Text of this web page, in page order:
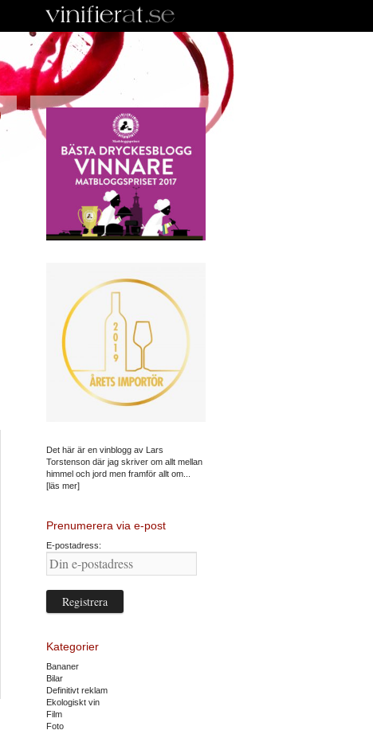
Det här är en vinblogg av Lars
Torstenson där jag skriver om allt mellan
himmel och jord men framför allt om...
[läs mer]
Prenumerera via e-post
E-postadress:
Kategorier
Bananer
Bilar
Definitivt reklam
Ekologiskt vin
Film
Foto